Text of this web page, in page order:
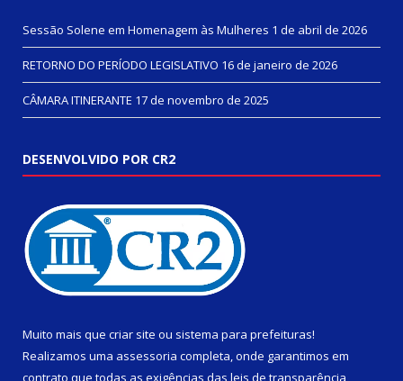
Sessão Solene em Homenagem às Mulheres 1 de abril de 2026
RETORNO DO PERÍODO LEGISLATIVO 16 de janeiro de 2026
CÂMARA ITINERANTE 17 de novembro de 2025
DESENVOLVIDO POR CR2
Muito mais que criar site ou sistema para prefeituras!
Realizamos uma assessoria completa, onde garantimos em
contrato que todas as exigências das leis de transparência